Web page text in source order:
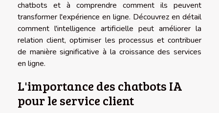
chatbots et à comprendre comment ils peuvent
transformer l'expérience en ligne. Découvrez en détail
comment l'intelligence artificielle peut améliorer la
relation client, optimiser les processus et contribuer
de manière significative à la croissance des services
en ligne.
L'importance des chatbots IA
pour le service client